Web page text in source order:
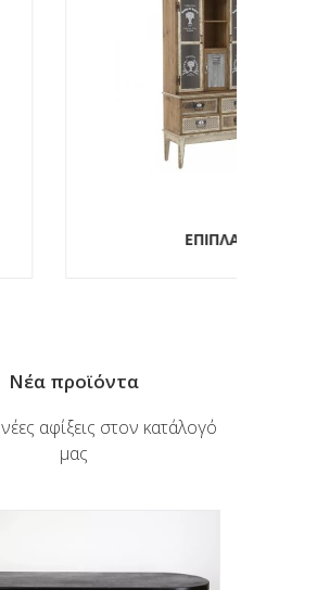
Νέα προϊόντα
νέες αφίξεις στον κατάλογό
μας